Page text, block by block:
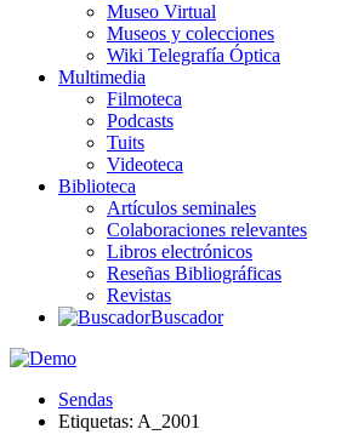
Museo Virtual
Museos y colecciones
Wiki Telegrafía Óptica
Multimedia
Filmoteca
Podcasts
Tuits
Videoteca
Biblioteca
Artículos seminales
Colaboraciones relevantes
Libros electrónicos
Reseñas Bibliográficas
Revistas
Buscador
Sendas
Etiquetas: A_2001